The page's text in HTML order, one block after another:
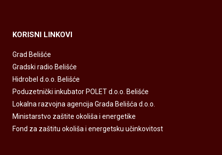
KORISNI LINKOVI
Grad Belišće
Gradski radio Belišće
Hidrobel d.o.o. Belišće
Poduzetnički inkubator POLET d.o.o. Belišće
Lokalna razvojna agencija Grada Belišća d.o.o.
Ministarstvo zaštite okoliša i energetike
Fond za zaštitu okoliša i energetsku učinkovitost